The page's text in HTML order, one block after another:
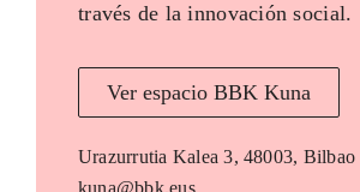
través de la innovación social.
Ver espacio BBK Kuna
Urazurrutia Kalea 3, 48003, Bilbao